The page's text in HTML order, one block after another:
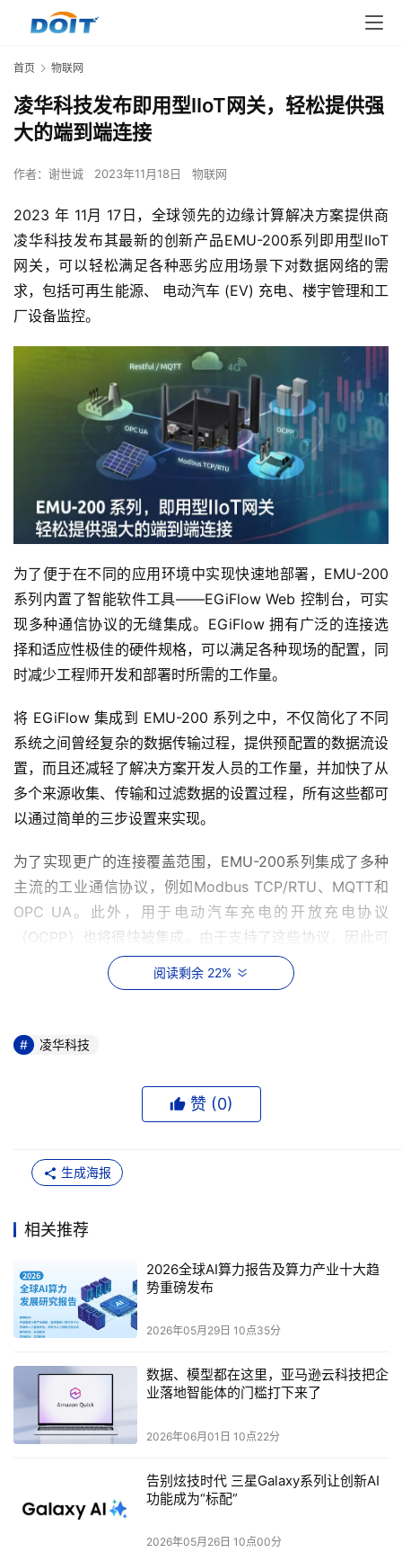
首页 物联网
凌华科技发布即用型IIoT网关，轻松提供强
大的端到端连接
作者： 谢世诚 2023年11月18日 物联网
2023 年 11月 17日，全球领先的边缘计算解决方案提供商
凌华科技发布其最新的创新产品EMU-200系列即用型IIoT
网关，可以轻松满足各种恶劣应用场景下对数据网络的需
求，包括可再生能源、 电动汽车 (EV) 充电、楼宇管理和工
厂设备监控。
为了便于在不同的应用环境中实现快速地部署，EMU-200
系列内置了智能软件工具——EGiFlow Web 控制台，可实
现多种通信协议的无缝集成。EGiFlow 拥有广泛的连接选
择和适应性极佳的硬件规格，可以满足各种现场的配置，同
时减少工程师开发和部署时所需的工作量。
将 EGiFlow 集成到 EMU-200 系列之中，不仅简化了不同
系统之间曾经复杂的数据传输过程，提供预配置的数据流设
置，而且还减轻了解决方案开发人员的工作量，并加快了从
多个来源收集、传输和过滤数据的设置过程，所有这些都可
以通过简单的三步设置来实现。
为了实现更广的连接覆盖范围，EMU-200系列集成了多种
主流的工业通信协议，例如Modbus TCP/RTU、MQTT和
OPC UA。此外，用于电动汽车充电的开放充电协议
（OCPP）也将很快被集成。由于支持了这些协议，因此可
以确保数据传输的兼容性，同时避免由于缺乏支持的协议而
导致的其他问题。此外，EMU-200系列还支持丰富的I/O接
以太网 DAQ 系统等数据采集设备，从而促进从边缘到云平
EMU-200系列采用ARM Cortex-A9处理器，该处理器以其
行而闻名于世。其紧凑的尺寸、多种安装方式以及 -20 至
70°C 的宽温工作范围，即使在恶劣的应用环境条件下也能
次开发，以满足从平台到集成解决方案的各种应用。”开放
仪器业务产品中心总监Jeremy Wu表示。
想要详细了解这一创新产品线以及如何增强您的现场连接，
请访问链接或联系我们的销售团队了解更多的详细信息。
阅读剩余 22%
本文来源于DOIT传媒，文章内容仅供参考，不构成投资建议。
凌华科技
赞 (0)
生成海报
相关推荐
2026全球AI算力报告及算力产业十大趋
势重磅发布
2026年05月29日 10点35分
数据、模型都在这里，亚马逊云科技把企
业落地智能体的门槛打下来了
2026年06月01日 10点22分
告别炫技时代 三星Galaxy系列让创新AI
功能成为“标配”
2026年05月26日 10点00分